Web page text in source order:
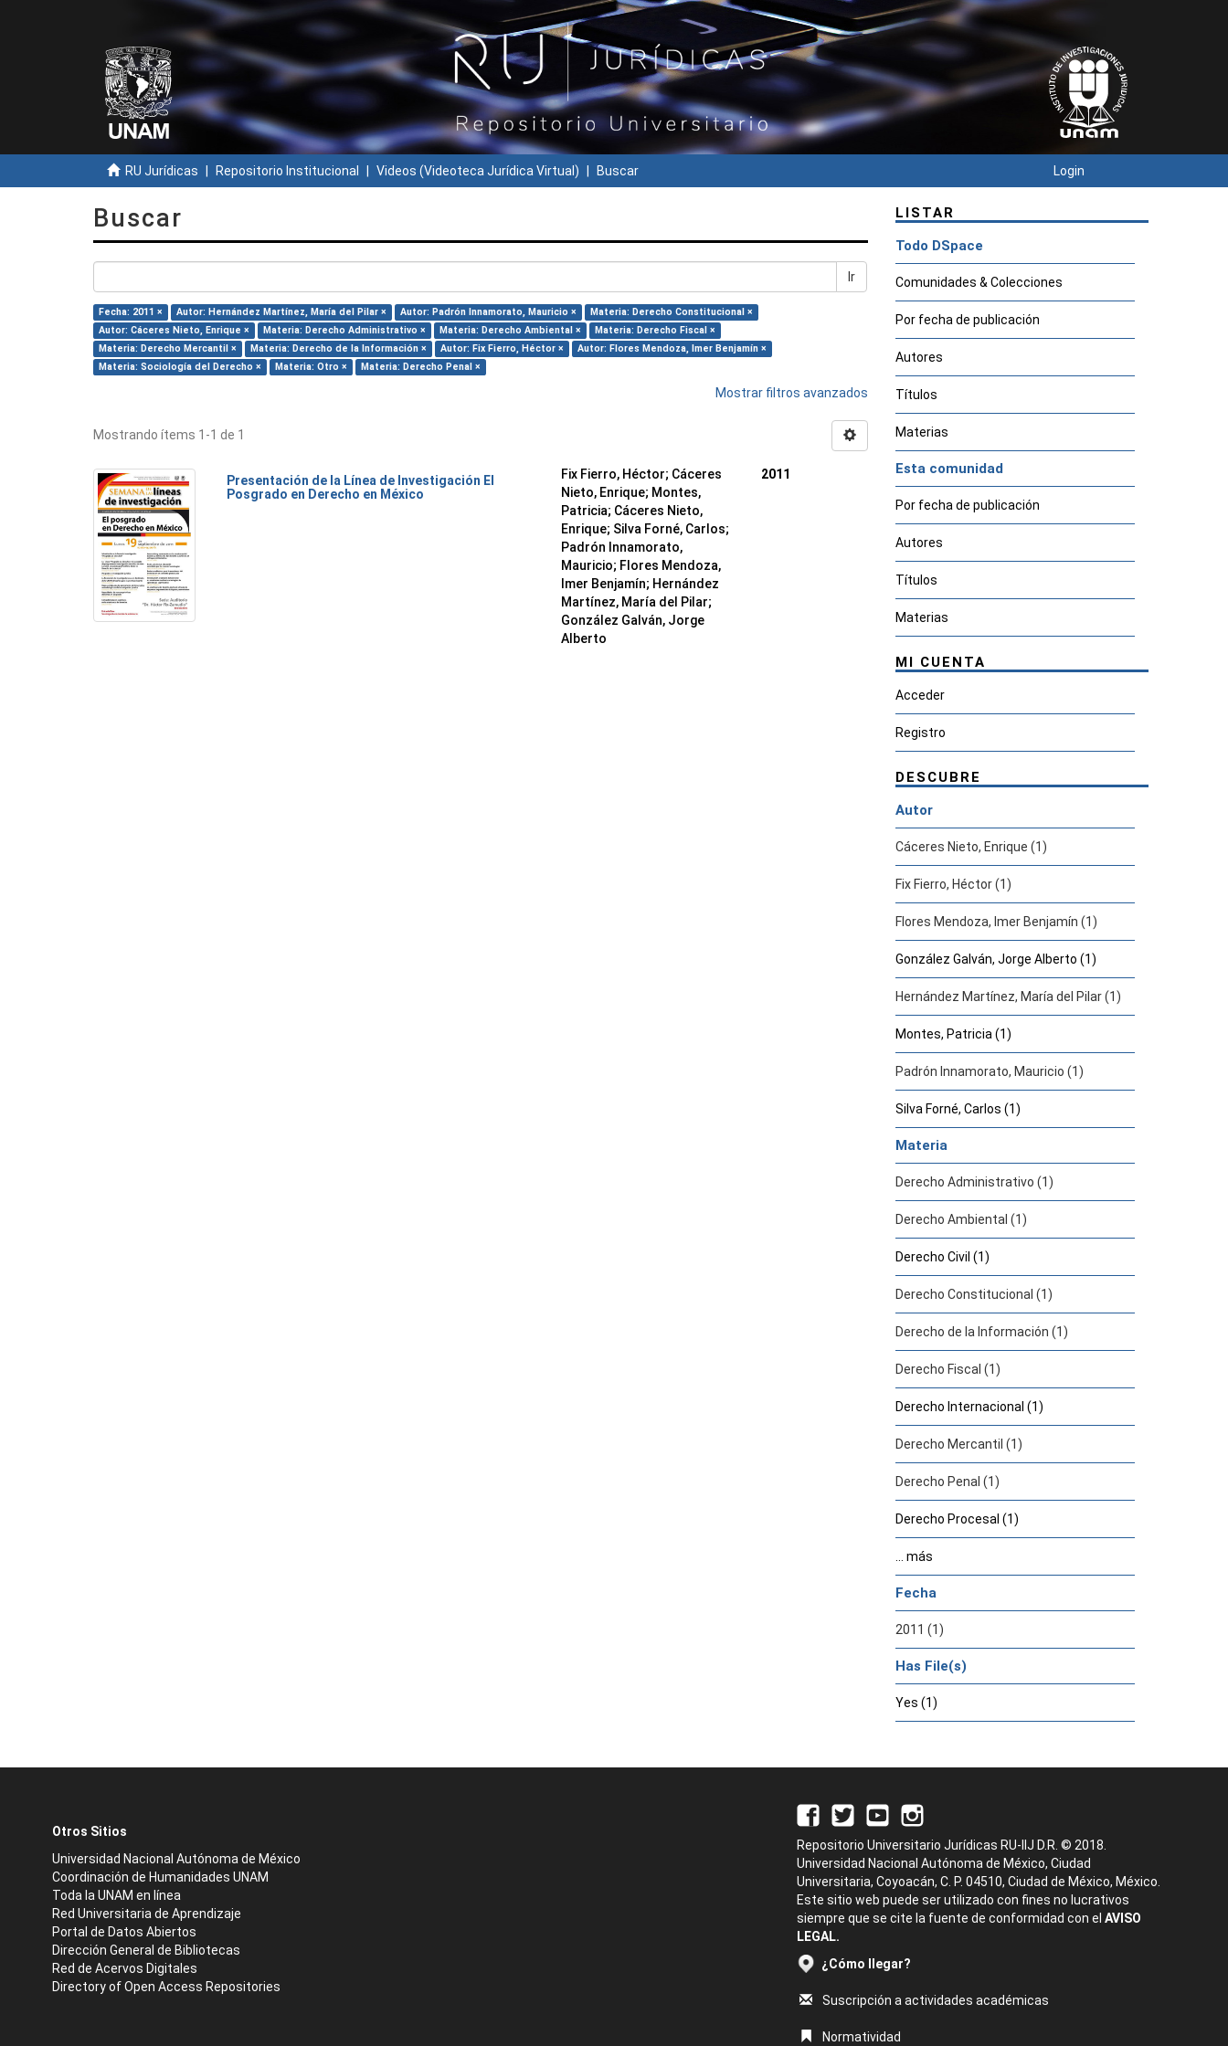
RU Jurídicas Repositorio Institucional Videos (Videoteca Jurídica Virtual) Buscar Login
Buscar
Ir
Fecha: 2011 × Autor: Hernández Martínez, María del Pilar × Autor: Padrón Innamorato, Mauricio ×
Materia: Derecho Constitucional ×
Autor: Cáceres Nieto, Enrique ×
Materia: Derecho Administrativo × Materia: Derecho Ambiental ×
Materia: Derecho Fiscal ×
Materia: Derecho Mercantil ×
Materia: Derecho de la Información × Autor: Fix Fierro, Héctor ×
Autor: Flores Mendoza, Imer Benjamín ×
Materia: Sociología del Derecho ×
Materia: Otro × Materia: Derecho Penal ×
Mostrar filtros avanzados
Mostrando ítems 1-1 de 1
Presentación de la Línea de Investigación El
Posgrado en Derecho en México
Fix Fierro, Héctor; Cáceres
Nieto, Enrique; Montes,
Patricia; Cáceres Nieto,
Enrique; Silva Forné, Carlos;
Padrón Innamorato,
Mauricio; Flores Mendoza,
Imer Benjamín; Hernández
Martínez, María del Pilar;
González Galván, Jorge
Alberto
2011
LISTAR
Todo DSpace
Comunidades & Colecciones
Por fecha de publicación
Autores
Títulos
Materias
Esta comunidad
Por fecha de publicación
Autores
Títulos
Materias
MI CUENTA
Acceder
Registro
DESCUBRE
Autor
Cáceres Nieto, Enrique (1)
Fix Fierro, Héctor (1)
Flores Mendoza, Imer Benjamín (1)
González Galván, Jorge Alberto (1)
Hernández Martínez, María del Pilar (1)
Montes, Patricia (1)
Padrón Innamorato, Mauricio (1)
Silva Forné, Carlos (1)
Materia
Derecho Administrativo (1)
Derecho Ambiental (1)
Derecho Civil (1)
Derecho Constitucional (1)
Derecho de la Información (1)
Derecho Fiscal (1)
Derecho Internacional (1)
Derecho Mercantil (1)
Derecho Penal (1)
Derecho Procesal (1)
... más
Fecha
2011 (1)
Has File(s)
Yes (1)
Otros Sitios
Universidad Nacional Autónoma de México
Coordinación de Humanidades UNAM
Toda la UNAM en línea
Red Universitaria de Aprendizaje
Portal de Datos Abiertos
Dirección General de Bibliotecas
Red de Acervos Digitales
Directory of Open Access Repositories
Repositorio Universitario Jurídicas RU-IIJ D.R. © 2018.
Universidad Nacional Autónoma de México, Ciudad
Universitaria, Coyoacán, C. P. 04510, Ciudad de México, México.
Este sitio web puede ser utilizado con fines no lucrativos
siempre que se cite la fuente de conformidad con el AVISO
LEGAL.
¿Cómo llegar?
Suscripción a actividades académicas
Normatividad